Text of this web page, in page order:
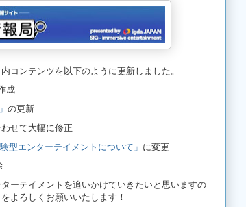
コンテンツを以下のように更新しました。
成
の更新
せて大幅に修正
験型エンターテイメントについて」 に変更
ーテイメントを追いかけていきたいと思いますの
よろしくお願いいたします！